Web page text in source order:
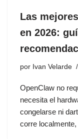
Las
en 2026:
por Ivan Velarde
OpenClaw no
necesita el
congelarse ni
corre